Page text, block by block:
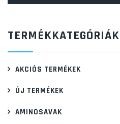
a
TERMÉKKATEGÓRIÁK
AKCIÓS TERMÉKEK
ÚJ TERMÉKEK
AMINOSAVAK